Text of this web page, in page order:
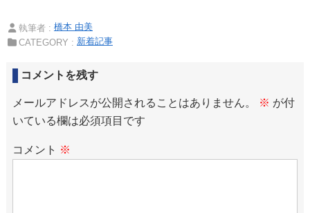
執筆者 : 橋本 由美
CATEGORY : 新着記事
コメントを残す
メールアドレスが公開されることはありません。 ※ が付
いている欄は必須項目です
コメント ※